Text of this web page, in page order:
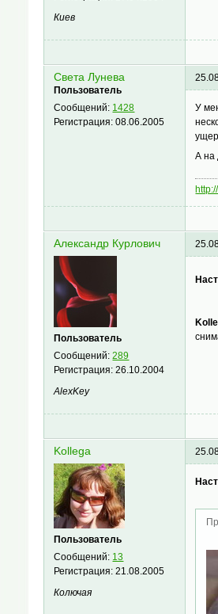
Киев
Света Лунева
Пользователь
Сообщений: 1428
Регистрация:08.06.2005
У
А на
Александр Курлович
Пользователь
Сообщений:289
Регистрация:26.10.2004
AlexKey
Kollega
Пользователь
Сообщений: 13
Регистрация:21.08.2005
Колючая